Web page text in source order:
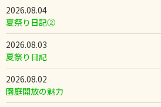
2026.08.04
夏祭り日記②
2026.08.03
夏祭り日記
2026.08.02
園庭開放の魅力